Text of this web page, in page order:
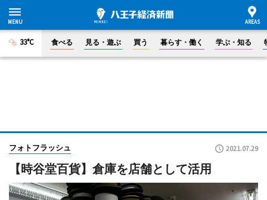
33°C 食べる 見る・遊ぶ 買う 暮らす・働く 学ぶ・知る
フォトフラッシュ 2021.07.29
【時谷堂百貨】倉庫を店舗として活用